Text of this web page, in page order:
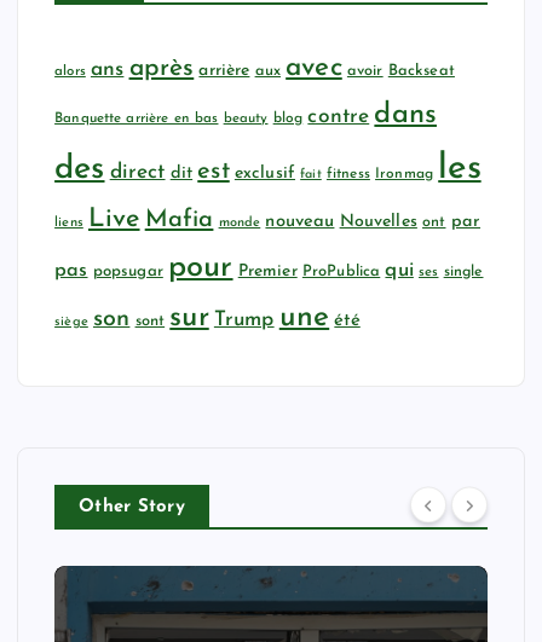
alors ans après arrière aux avec avoir Backseat
Banquette arrière en bas beauty blog contre dans
des direct dit est exclusif fait fitness Ironmag les
liens Live Mafia monde nouveau Nouvelles ont par
pas popsugar pour Premier ProPublica qui ses single
siège son sont sur Trump une été
Other Story